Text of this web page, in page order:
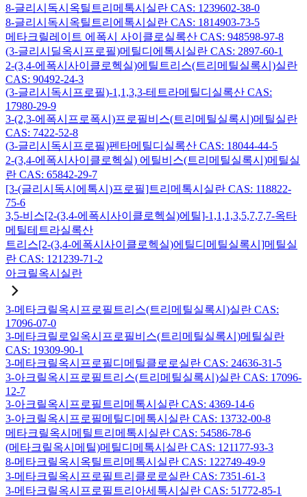
8-글리시독시옥틸트리메톡시실란 CAS: 1239602-38-0
8-글리시독시옥틸트리에톡시실란 CAS: 1814903-73-5
메타크릴레이트 에폭시 사이클로실록산 CAS: 948598-97-8
(3-글리시딜옥시프로필)메틸디에톡시실란 CAS: 2897-60-1
2-(3,4-에폭시사이클로헥실)에틸트리스(트리메틸실록시)실란
CAS: 90492-24-3
(3-글리시독시프로필)-1,1,3,3-테트라메틸디실록산 CAS:
17980-29-9
3-(2,3-에폭시프로폭시)프로필비스(트리메틸실록시)메틸실란
CAS: 7422-52-8
(3-글리시독시프로필)펜타메틸디실록산 CAS: 18044-44-5
2-(3,4-에폭시사이클로헥실) 에틸비스(트리메틸실록시)메틸실
란 CAS: 65842-29-7
[3-(글리시독시에톡시)프로필]트리메톡시실란 CAS: 118822-
75-6
3,5-비스[2-(3,4-에폭시사이클로헥실)에틸]-1,1,1,3,5,7,7,7-옥타
메틸테트라실록산
트리스[2-(3,4-에폭시사이클로헥실)에틸디메틸실록시]메틸실
란 CAS: 121239-71-2
아크릴옥시실란
3-메타크릴옥시프로필트리스(트리메틸실록시)실란 CAS:
17096-07-0
3-메타크릴로일옥시프로필비스(트리메틸실록시)메틸실란
CAS: 19309-90-1
3-메타크릴옥시프로필디메틸클로로실란 CAS: 24636-31-5
3-아크릴옥시프로필트리스(트리메틸실록시)실란 CAS: 17096-
12-7
3-아크릴옥시프로필트리메톡시실란 CAS: 4369-14-6
3-아크릴옥시프로필메틸디메톡시실란 CAS: 13732-00-8
메타크릴옥시메틸트리메톡시실란 CAS: 54586-78-6
(메타크릴옥시메틸)메틸디메톡시실란 CAS: 121177-93-3
8-메타크릴옥시옥틸트리메톡시실란 CAS: 122749-49-9
3-메타크릴옥시프로필트리클로로실란 CAS: 7351-61-3
3-메타크릴옥시프로필트리아세톡시실란 CAS: 51772-85-1